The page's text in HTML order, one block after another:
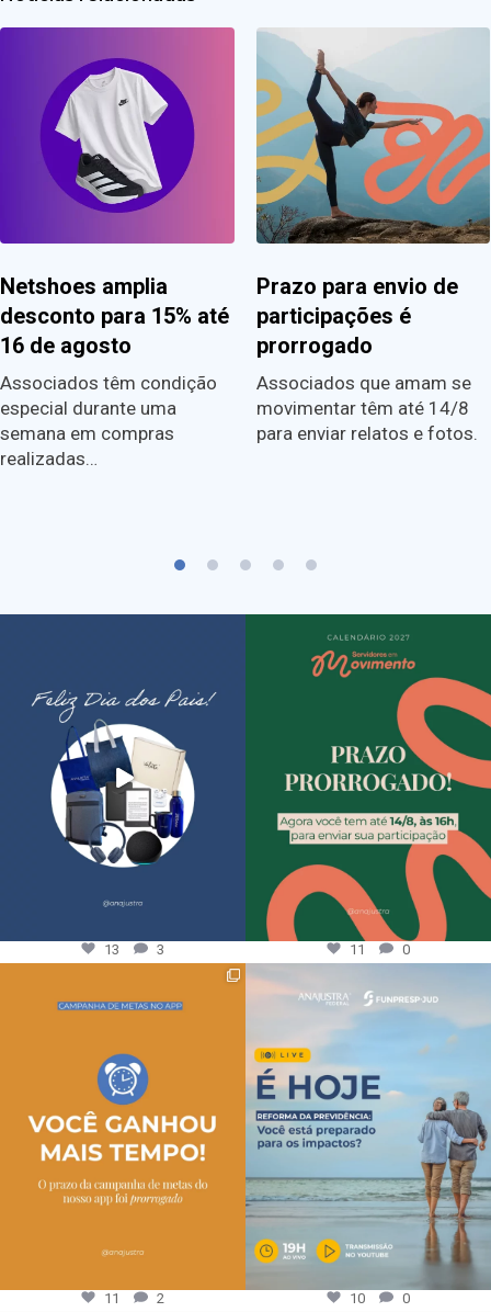
Netshoes amplia
desconto para 15% até
16 de agosto
Associados têm condição
especial durante uma
semana em compras
realizadas…
Prazo para envio de
participações é
prorrogado
Associados que amam se
movimentar têm até 14/8
para enviar relatos e fotos.
13 3 11 0
11 2 10 0